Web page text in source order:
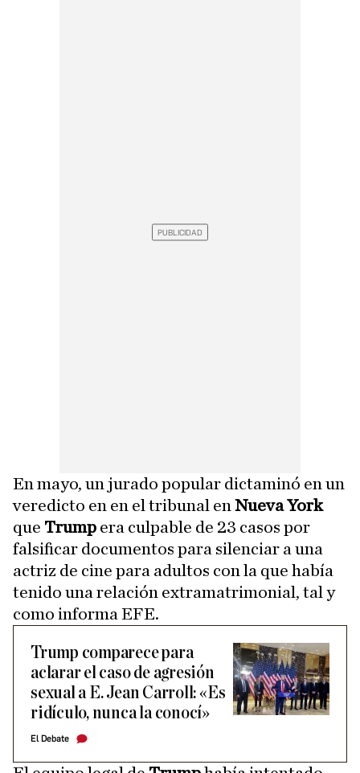
En mayo, un jurado popular dictaminó en un
veredicto en en el tribunal en Nueva York
que Trump era culpable de 23 casos por
falsificar documentos para silenciar a una
actriz de cine para adultos con la que había
tenido una relación extramatrimonial, tal y
como informa EFE.
Trump comparece para
aclarar el caso de agresión
sexual a E. Jean Carroll: «Es
ridículo, nunca la conocí»
El Debate